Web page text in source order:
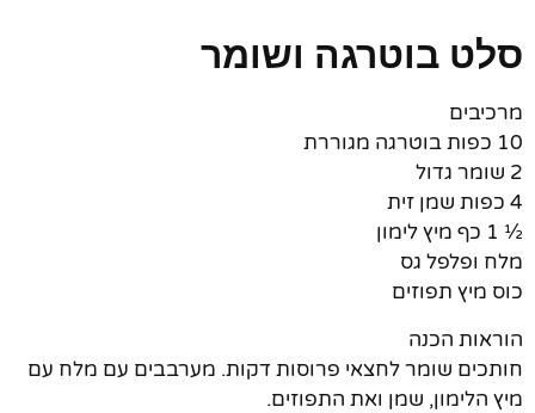
סלט בוטרגה ושומר
מרכיבים
10 כפות בוטרגה מגוררת
2 שומר גדול
4 כפות שמן זית
½ 1 כף מיץ לימון
מלח ופלפל גס
כוס מיץ תפוזים
הוראות הכנה
חותכים שומר לחצאי פרוסות דקות. מערבבים עם מלח עם
מיץ הלימון, שמן ואת התפוזים.